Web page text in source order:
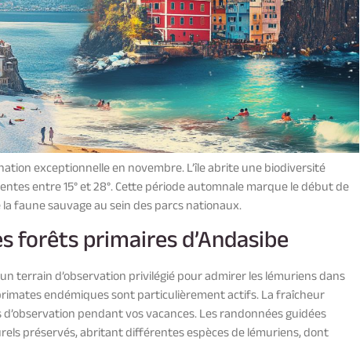
exceptionnelle en novembre. L’île abrite une biodiversité
entre 15° et 28°. Cette période automnale marque le début de
faune sauvage au sein des parcs nationaux.
forêts primaires d’Andasibe
terrain d’observation privilégié pour admirer les lémuriens dans
endémiques sont particulièrement actifs. La fraîcheur
pendant vos vacances. Les randonnées guidées
préservés, abritant différentes espèces de lémuriens, dont